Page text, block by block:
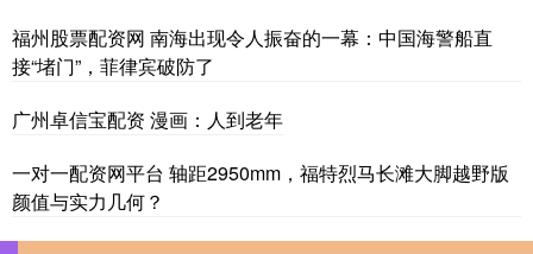
福州股票配资网 南海出现令人振奋的一幕：中国海警船直
接“堵门”，菲律宾破防了
广州卓信宝配资 漫画：人到老年
一对一配资网平台 轴距2950mm，福特烈马长滩大脚越野版
颜值与实力几何？